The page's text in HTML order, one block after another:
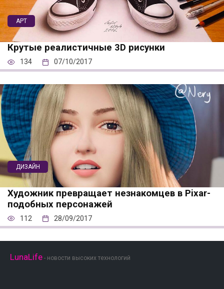
АРТ
Крутые реалистичные 3D рисунки
134 07/10/2017
ДИЗАЙН
Художник превращает незнакомцев в Pixar-
подобных персонажей
112 28/09/2017
LunaLife - новости высоких технологий